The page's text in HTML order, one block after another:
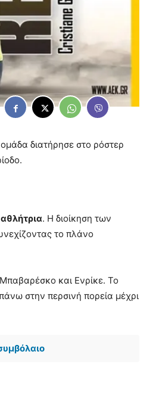
διατήρησε στο ρόστερ
αθλήτρια. Η διοίκηση των
το πλάνο
Μπαβαρέσκο και Ενρίκε. Το
στην περσινή πορεία μέχρι